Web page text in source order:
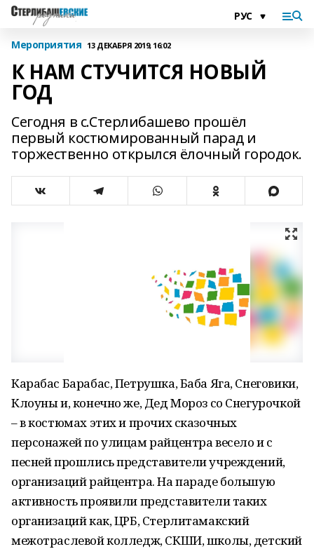
Мероприятия 13 ДЕКАБРЯ 2019, 16:02
К НАМ СТУЧИТСЯ НОВЫЙ
ГОД
Сегодня в с.Стерлибашево прошёл
первый костюмированный парад и
торжественно открылся ёлочный городок.
Карабас Барабас, Петрушка, Баба Яга, Снеговики,
Клоуны и, конечно же, Дед Мороз со Снегурочкой
– в костюмах этих и прочих сказочных
персонажей по улицам райцентра весело и с
песней прошлись представители учреждений,
организаций райцентра. На параде большую
активность проявили представители таких
организаций как, ЦРБ, Стерлитамакский
межотраслевой колледж, СКШИ, школы, детский